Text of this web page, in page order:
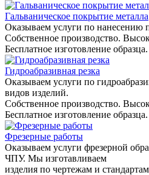
Гальваническое покрытие металла
Оказываем услуги по нанесению
Собственное производство.
Бесплатное изготовление образца.
Гидроабразивная резка
Оказываем услуги по
видов изделий.
Собственное производство.
Бесплатное изготовление образца.
Фрезерные работы
Оказываем услуги фрезерной
ЧПУ. Мы изготавливаем
изделия по чертежам и